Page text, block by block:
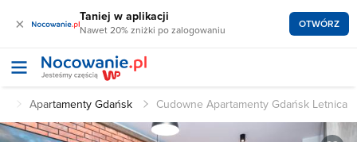
× Taniej w aplikacji
Nawet 20% zniżki po zalogowaniu OTWÓRZ
Apartamenty Gdańsk Cudowne Apartamenty Gdańsk Letnica